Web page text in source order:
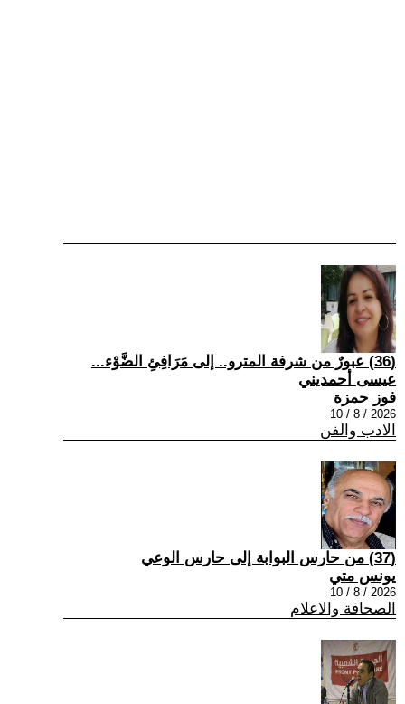
(36) عبورٌ من شرفة المترو.. إلى مَرَافِئِ الضَّوْء...
عيسى أحمديني
فوز حمزة
2026 / 8 / 10
الادب والفن
(37) من حارس البوابة إلى حارس الوعي
يونس متي
2026 / 8 / 10
الصحافة والاعلام